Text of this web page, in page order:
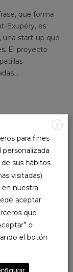
que forma
Exupéry, es
una start-up que
El proyecto
X
para fines
personalizada
sus hábitos
visitadas).
nuestra
aceptar
que
o
el botón